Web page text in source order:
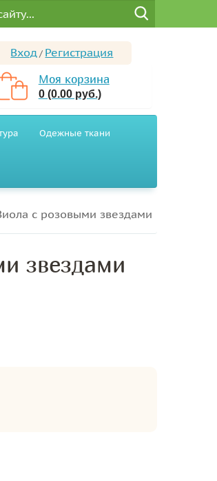
Вход / Регистрация
Моя корзина
0 (0.00 руб.)
Одежные ткани
с розовыми звездами
звездами